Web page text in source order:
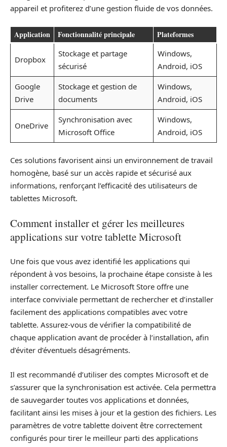
appareil et profiterez d’une gestion fluide de vos données.
Application Fonctionnalité principale Plateformes
Dropbox
Stockage et partage
sécurisé
Windows,
Android, iOS
Google
Drive
Stockage et gestion de
documents
Windows,
Android, iOS
OneDrive
Synchronisation avec
Microsoft Office
Windows,
Android, iOS
Ces solutions favorisent ainsi un environnement de travail
homogène, basé sur un accès rapide et sécurisé aux
informations, renforçant l’efficacité des utilisateurs de
tablettes Microsoft.
Comment installer et gérer les meilleures
applications sur votre tablette Microsoft
Une fois que vous avez identifié les applications qui
répondent à vos besoins, la prochaine étape consiste à les
installer correctement. Le Microsoft Store offre une
interface conviviale permettant de rechercher et d’installer
facilement des applications compatibles avec votre
tablette. Assurez-vous de vérifier la compatibilité de
chaque application avant de procéder à l’installation, afin
d’éviter d’éventuels désagréments.
Il est recommandé d’utiliser des comptes Microsoft et de
s’assurer que la synchronisation est activée. Cela permettra
de sauvegarder toutes vos applications et données,
facilitant ainsi les mises à jour et la gestion des fichiers. Les
paramètres de votre tablette doivent être correctement
configurés pour tirer le meilleur parti des applications